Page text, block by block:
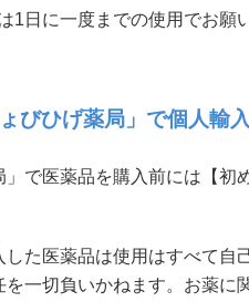
1日に一度までの使用でお
びひげ薬局」で個人輸
」で医薬品を購入前には【
した医薬品は使用はすべて
一切負いかねます。お薬に